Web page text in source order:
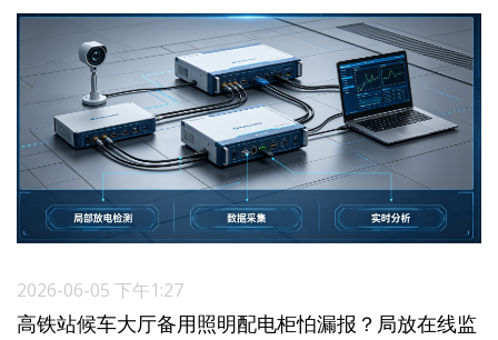
2026-06-05 下午1:27
高铁站候车大厅备用照明配电柜怕漏报？局放在线监